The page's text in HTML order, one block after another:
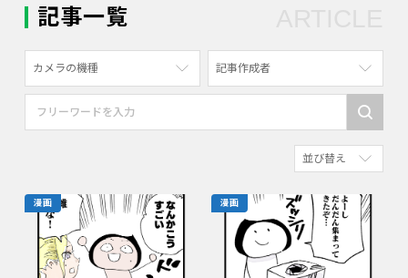
記事一覧
カメラの機種
すべて
PENTAX K-70
PENTAX K-1
PENTAX K-3 Mark III Monochrome
PENTAX 17
記事作成者
すべて
写真家
漫画家
並び替え
新着順
参考にした人の多
アクセスが多い順
漫画 漫画